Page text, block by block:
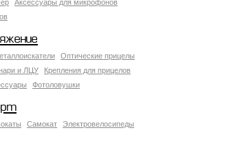
Аксессуары для микрофонов
Оптические прицелы
и ЛЦУ
Крепления для прицелов
Фотоловушки
Самокат
Электровелосипеды